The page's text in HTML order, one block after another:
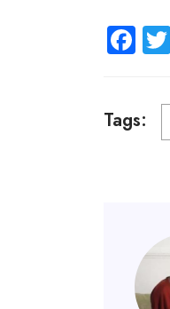
Fa
ce
o
ok
Tags: